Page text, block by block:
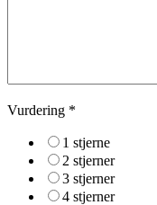
Vurdering *
1 stjerne
2 stjerner
3 stjerner
4 stjerner